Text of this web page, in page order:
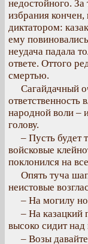
недостойного. За
избрания
диктатором:
ему
неудача падала
ответе. Оттого
смертью.
Сагайдачный
ответственность
народной воли –
голову.
– Пусть будет
войсковые
поклонился на
Опять туча
неистовые
– На могилу
– На казацкий
высоко сидит
– Возы